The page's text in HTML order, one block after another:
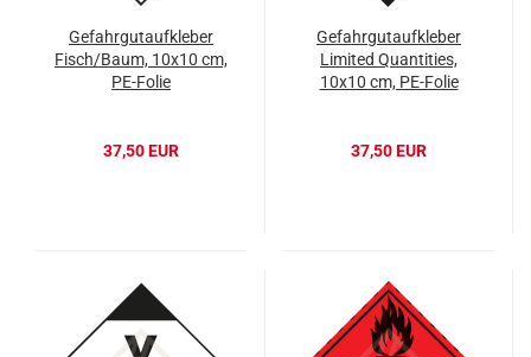
Gefahrgutaufkleber
Fisch/Baum, 10x10 cm,
PE-Folie
37,50 EUR
Gefahrgutaufkleber
Limited Quantities,
10x10 cm, PE-Folie
37,50 EUR